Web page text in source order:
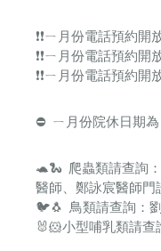
❗️❗️ㄧ月份電話預約開
❗️❗️ㄧ月份電話預約開
❗️❗️ㄧ月份電話預約開
⛔️ ㄧ月份院休日期
🐢🐍 爬蟲類請查詢
醫師、鄭詠宸醫師門
🐦🐧 鳥類請查詢：
🐰🐹小型哺乳類請